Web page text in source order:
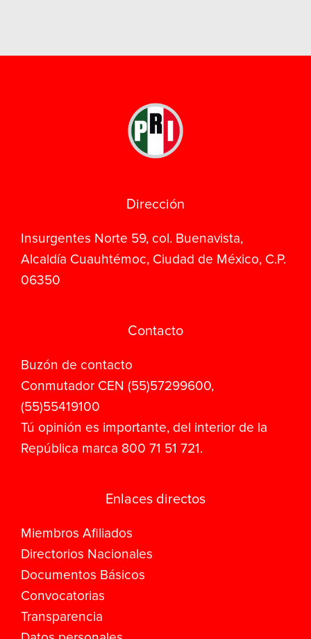
Dirección
Insurgentes Norte 59, col. Buenavista,
Alcaldía Cuauhtémoc, Ciudad de México, C.P.
06350
Contacto
Buzón de contacto
Conmutador CEN (55)57299600,
(55)55419100
Tú opinión es importante, del interior de la
República marca 800 71 51 721.
Enlaces directos
Miembros Afiliados
Directorios Nacionales
Documentos Básicos
Convocatorias
Transparencia